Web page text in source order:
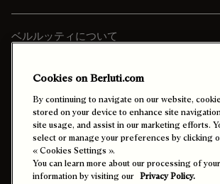
ベルルッティについて
送付先 日本 (日本語)
Cookies on Berluti.com
By continuing to navigate on our website,
stored on your device to enhance site
site usage, and assist in our marketing efforts.
select or manage your preferences by clicking
« Cookies Settings ».
You can learn more about our processing of
information by visiting our Privacy Policy.